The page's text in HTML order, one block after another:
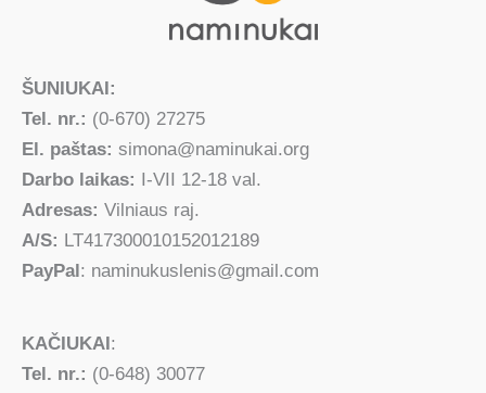
ŠUNIUKAI:
Tel. nr.: (0-670) 27275
El. paštas: simona@naminukai.org
Darbo laikas: I-VII 12-18 val.
Adresas: Vilniaus raj.
A/S: LT417300010152012189
PayPal: naminukuslenis@gmail.com
KAČIUKAI :
Tel. nr.: (0-648) 30077